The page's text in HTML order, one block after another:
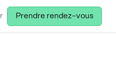
Prendre rendez-vous